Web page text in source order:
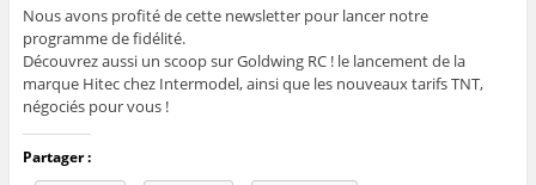
Nous avons profité de cette newsletter pour lancer notre
programme de fidélité.
Découvrez aussi un scoop sur Goldwing RC ! le lancement de la
marque Hitec chez Intermodel, ainsi que les nouveaux tarifs TNT,
négociés pour vous !
Partager :